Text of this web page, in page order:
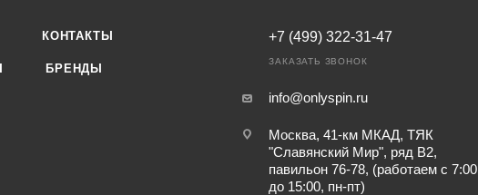
КОНТАКТЫ
БРЕНДЫ
+7 (499) 322-31-47
ЗАКАЗАТЬ ЗВОНОК
info@onlyspin.ru
Москва, 41-км МКАД, ТЯК
"Славянский Мир", ряд В2,
павильон 76-78, (работаем с 7:00
до 15:00, пн-пт)